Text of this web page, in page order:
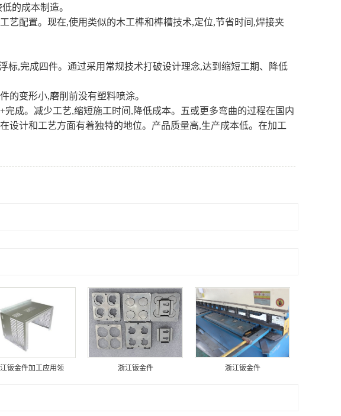
的成本制造。
艺配置。现在,使用类似的木工榫和榫槽技术,定位,节省时间,焊接夹
标,完成四件。通过采用常规技术打破设计理念,达到缩短工期、降低
的变形小,磨削前没有塑料喷涂。
成。减少工艺,缩短施工时间,降低成本。五或更多弯曲的过程在国内
设计和工艺方面有着独特的地位。产品质量高,生产成本低。在加工
钣金件加工应用领 浙江钣金件 浙江钣金件